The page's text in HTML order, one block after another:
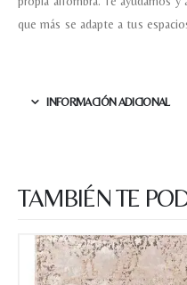
que más se adapte a tus
INFORMACIÓN ADICIONAL
TAMBIÉN TE